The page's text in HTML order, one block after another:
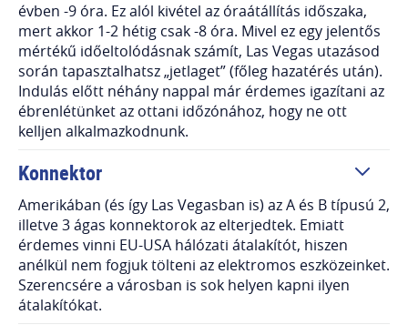
évben -9 óra. Ez alól kivétel az óraátállítás időszaka,
mert akkor 1-2 hétig csak -8 óra. Mivel ez egy jelentős
mértékű időeltolódásnak számít, Las Vegas utazásod
során tapasztalhatsz „jetlaget” (főleg hazatérés után).
Indulás előtt néhány nappal már érdemes igazítani az
ébrenlétünket az ottani időzónához, hogy ne ott
kelljen alkalmazkodnunk.
Konnektor
Amerikában (és így Las Vegasban is) az A és B típusú 2,
illetve 3 ágas konnektorok az elterjedtek. Emiatt
érdemes vinni EU-USA hálózati átalakítót, hiszen
anélkül nem fogjuk tölteni az elektromos eszközeinket.
Szerencsére a városban is sok helyen kapni ilyen
átalakítókat.